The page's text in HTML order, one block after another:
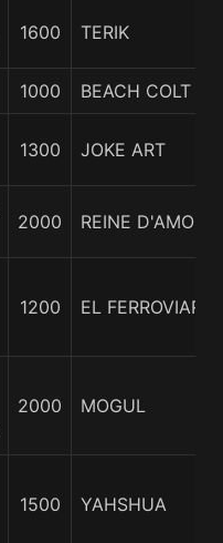
1600 TERIK
1000 BEACH COLT
1300 JOKE ART
2000 REINE D'AMOUR
1200 EL FERROVIARIO
2000 MOGUL
1500 YAHSHUA